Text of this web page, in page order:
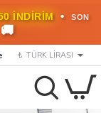
İNDİRİM •
SON
🚚
₺ TÜRK LIRASI